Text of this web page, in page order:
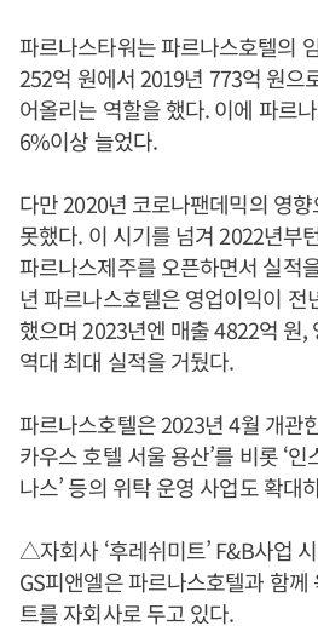
파르나스타워는 파르나스호텔의
252억 원에서 2019년 773억 원으
어올리는 역할을 했다. 이에 파르
6%이상 늘었다.
다만 2020년 코로나팬데믹의 영
못했다. 이 시기를 넘겨 2022년부
파르나스제주를 오픈하면서 실적
년 파르나스호텔은 영업이익이
했으며 2023년엔 매출 4822억 원,
역대 최대 실적을 거뒀다.
파르나스호텔은 2023년 4월 개관
카우스 호텔 서울 용산’를 비롯 ‘
나스’ 등의 위탁 운영 사업도 확대
△자회사 ‘후레쉬미트’ F&B사업
GS피앤엘은 파르나스호텔과 함
트를 자회사로 두고 있다.